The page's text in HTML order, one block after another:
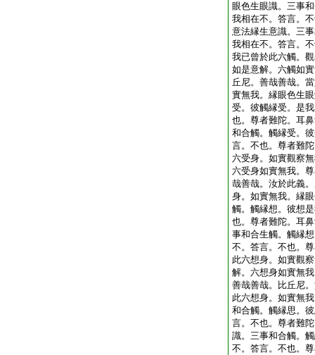
眼色生眼識。三事
我相在不。答言。
意法縁生意識。三
我相在不。答言。
我已曾於此六觸。
如是意解。六觸如
丘尼。善哉善哉。
實無我。縁眼色生
受。彼觸縁受。是
也。尊者難陀。耳
和合觸。觸縁受。
言。不也。尊者難
六受身。如實觀察
六受身如實無我。
哉善哉。汝於此義
身。如實無我。縁
觸。觸縁想。彼想
也。尊者難陀。耳
事和合生觸。觸縁
不。答言。不也。
此六想身。如實觀
解。六想身如實無
善哉善哉。比丘尼
此六想身。如實無
和合觸。觸縁思。
言。不也。尊者難
識。三事和合觸。
不。答言。不也。